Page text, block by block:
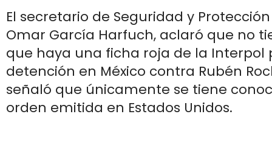
El secretario de Seguridad y
Omar García Harfuch, aclaró que no
que haya una ficha roja de la Interpol
detención en México contra Rubén
señaló que únicamente se tiene
orden emitida en Estados Unidos.